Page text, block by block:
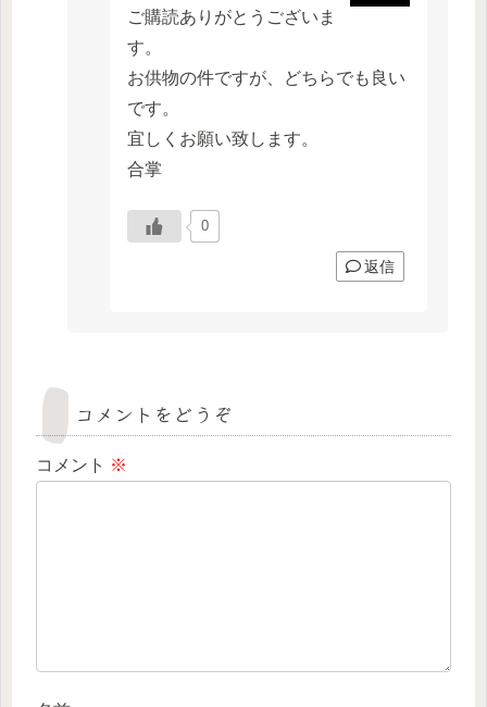
ご購読ありがとうございま
す。
お供物の件ですが、どちらでも良い
です。
宜しくお願い致します。
合掌
0
返信
コメントをどうぞ
コメント ※